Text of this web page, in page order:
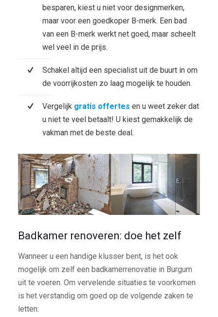
besparen, kiest u niet voor designmerken,
maar voor een goedkoper B-merk. Een bad
van een B-merk werkt net goed, maar scheelt
wel veel in de prijs.
Schakel altijd een specialist uit de buurt in om
de voorrijkosten zo laag mogelijk te houden.
Vergelijk gratis offertes en u weet zeker dat
u niet te veel betaalt! U kiest gemakkelijk de
vakman met de beste deal.
Badkamer renoveren: doe het zelf
Wanneer u een handige klusser bent, is het ook
mogelijk om zelf een badkamerrenovatie in Burgum
uit te voeren. Om vervelende situaties te voorkomen
is het verstandig om goed op de volgende zaken te
letten: